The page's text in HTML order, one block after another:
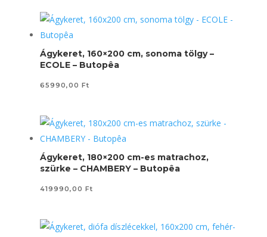
Ágykeret, 160×200 cm, sonoma tölgy –
ECOLE – Butopêa
65990,00 Ft
Ágykeret, 180×200 cm-es matrachoz,
szürke – CHAMBERY – Butopêa
419990,00 Ft